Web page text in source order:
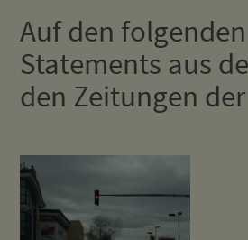
Auf den
Statements aus
den Zeitungen